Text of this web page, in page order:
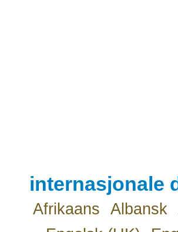
internasjonale
Afrikaans Albansk